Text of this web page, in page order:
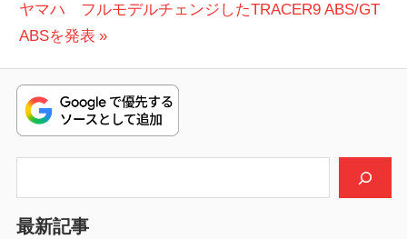
ビ
ゲ
ー
ン
稿:
次
の
稿:
ヤマハ フルモデルチェンジしたTRACER9 ABS/GT
ABSを発表
最新記事